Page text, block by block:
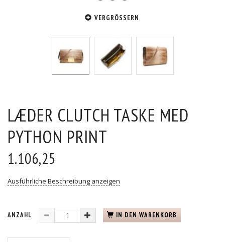
VERGRÖSSERN
LÆDER CLUTCH TASKE MED
PYTHON PRINT
1.106,25
Ausführliche Beschreibung anzeigen
ANZAHL IN DEN WARENKORB